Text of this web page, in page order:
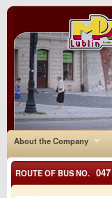
About the Company
ROUTE OF BUS NO. 047